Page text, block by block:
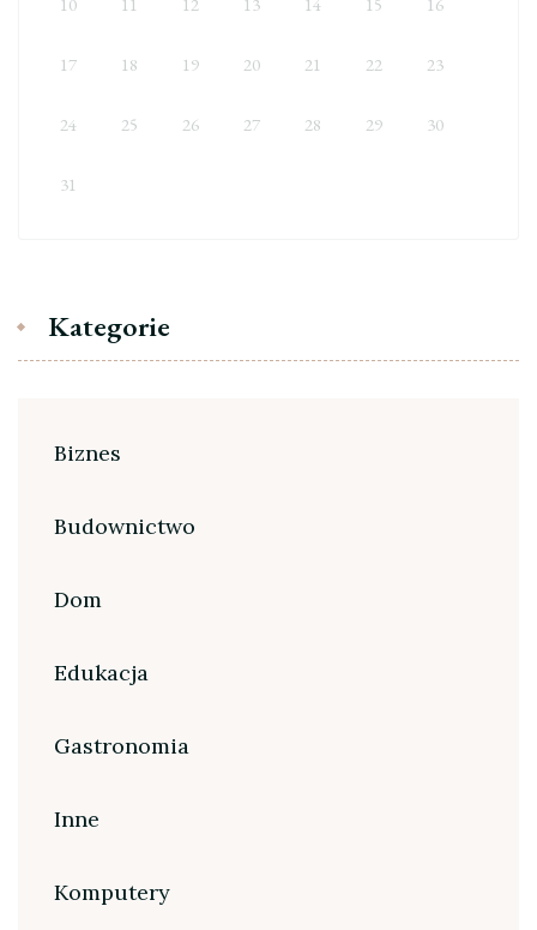
17 18 19 20 21 22 23
24 25 26 27 28 29 30
31
Kategorie
Biznes
Budownictwo
Dom
Edukacja
Gastronomia
Inne
Komputery